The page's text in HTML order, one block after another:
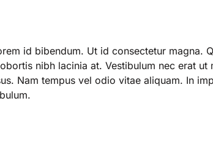
id bibendum. Ut id consectetur magna.
nibh lacinia at. Vestibulum nec erat ut
Nam tempus vel odio vitae aliquam. In